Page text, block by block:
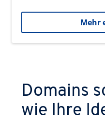
Mehr
Domains
wie Ihre